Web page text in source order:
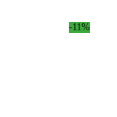
-11%